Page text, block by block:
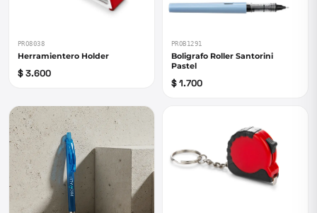
PRO8038
Herramientero Holder
$ 3.600
PROB1291
Boligrafo Roller Santorini
Pastel
$ 1.700